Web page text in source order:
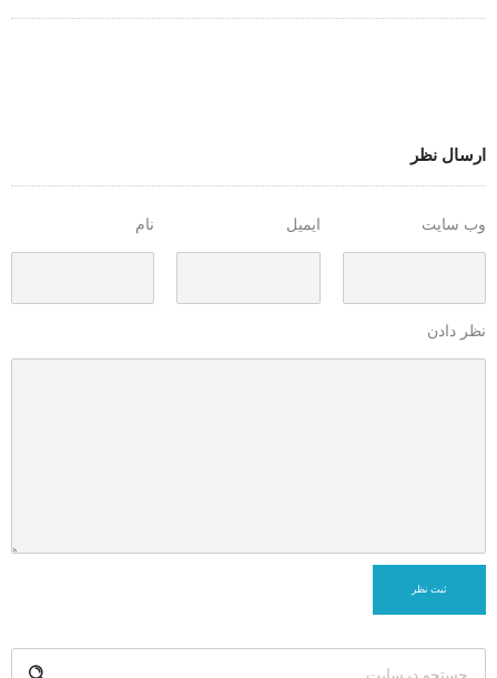
ارسال نظر
نام ایمیل وب سایت
نظر دادن
ثبت نظر